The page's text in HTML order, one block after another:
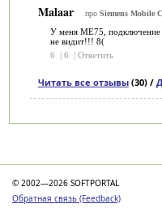
Malaar про Siemens Mobile
У меня МЕ75, подключение
не видит!!! 8(
6
6 Ответить
Читать все отзывы(30) /
© 2002—2026 SOFTPORTAL
Обратная связь (Feedback)